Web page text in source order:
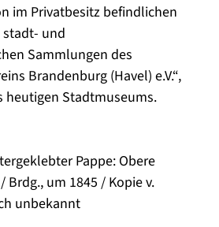
im Privatbesitz befindlichen
stadt- und
Sammlungen des
Brandenburg (Havel) e.V.“,
heutigen Stadtmuseums.
Pappe: Obere
Brdg., um 1845 / Kopie v.
unbekannt